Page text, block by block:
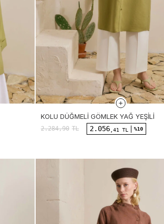
KOLU DÜĞMELI GÖMLEK YAĞ YEŞILI
2.284,90 TL 2.056 ,41 TL %10